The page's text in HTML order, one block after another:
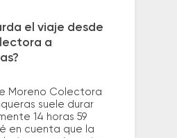
el viaje desde
a
Moreno Colectora
suele durar
14 horas 59
en cuenta que la